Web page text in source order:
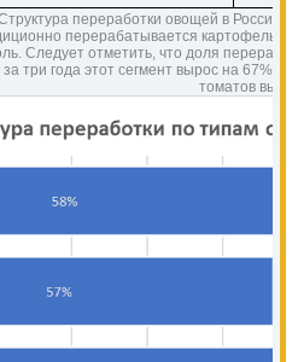
переработки овощей в России
перерабатывается картофель
Следует отметить, что доля
три года этот сегмент вырос на 67%
томатов